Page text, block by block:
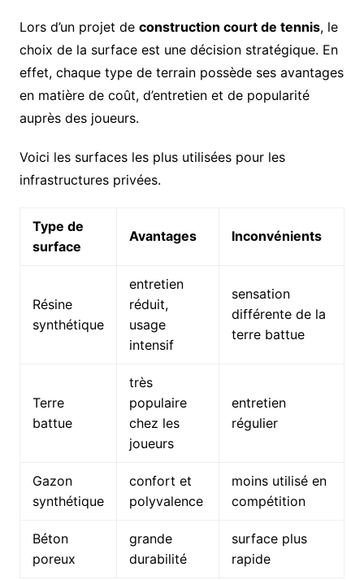
Lors d’un projet de construction court de tennis, le
choix de la surface est une décision stratégique. En
effet, chaque type de terrain possède ses avantages
en matière de coût, d’entretien et de popularité
auprès des joueurs.
Voici les surfaces les plus utilisées pour les
infrastructures privées.
Type de
surface
Avantages Inconvénients
Résine
synthétique
entretien
réduit,
usage
intensif
sensation
différente de la
terre battue
Terre
battue
très
populaire
chez les
joueurs
entretien
régulier
Gazon
synthétique
confort et
polyvalence
moins utilisé en
compétition
Béton
poreux
grande
durabilité
surface plus
rapide